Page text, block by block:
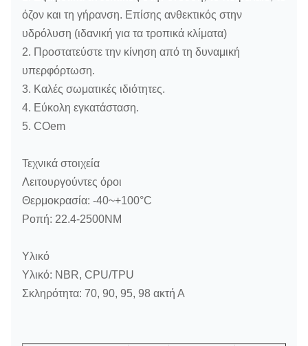
όζον και τη γήρανση. Επίσης ανθεκτικός στην
υδρόλυση (ιδανική για τα τροπικά κλίματα)
2. Προστατεύστε την κίνηση από τη δυναμική
υπερφόρτωση.
3. Καλές σωματικές ιδιότητες.
4. Εύκολη εγκατάσταση.
5. COem
Τεχνικά στοιχεία
Λειτουργούντες όροι
Θερμοκρασία: -40~+100°C
Ροπή: 22.4-2500NM
Υλικό
Υλικό: NBR, CPU/TPU
Σκληρότητα: 70, 90, 95, 98 ακτή Α